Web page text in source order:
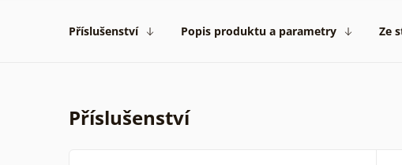
Příslušenství Popis produktu a parametry Ze
Příslušenství